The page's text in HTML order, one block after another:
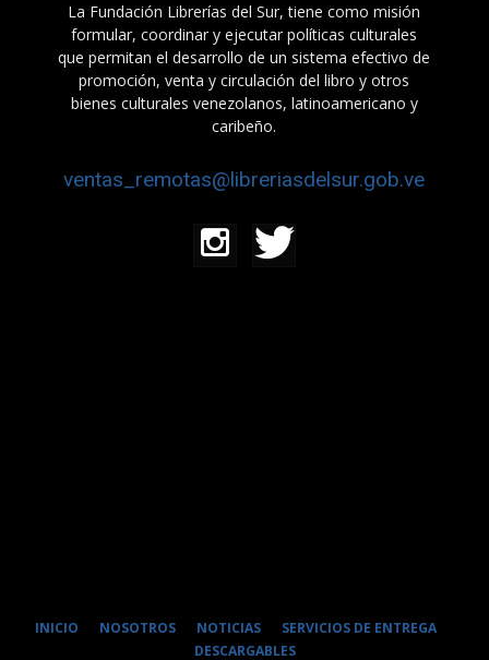
La Fundación Librerías del Sur, tiene como misión
formular, coordinar y ejecutar políticas culturales
que permitan el desarrollo de un sistema efectivo de
promoción, venta y circulación del libro y otros
bienes culturales venezolanos, latinoamericano y
caribeño.
ventas_remotas@libreriasdelsur.gob.ve
INICIO NOSOTROS NOTICIAS
SERVICIOS DE ENTREGA
DESCARGABLES